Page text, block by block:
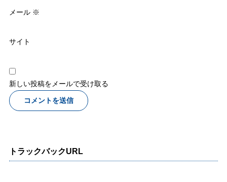
メール ※
サイト
新しい投稿をメールで受け取る
トラックバックURL